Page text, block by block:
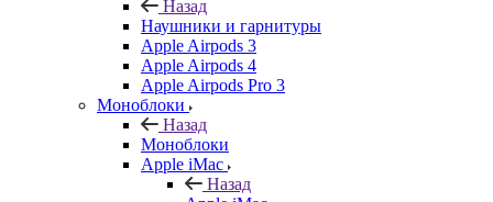
Назад
Наушники и гарнитуры
Apple Airpods 3
Apple Airpods 4
Apple Airpods Pro 3
Моноблоки
Назад
Моноблоки
Apple iMac
Назад